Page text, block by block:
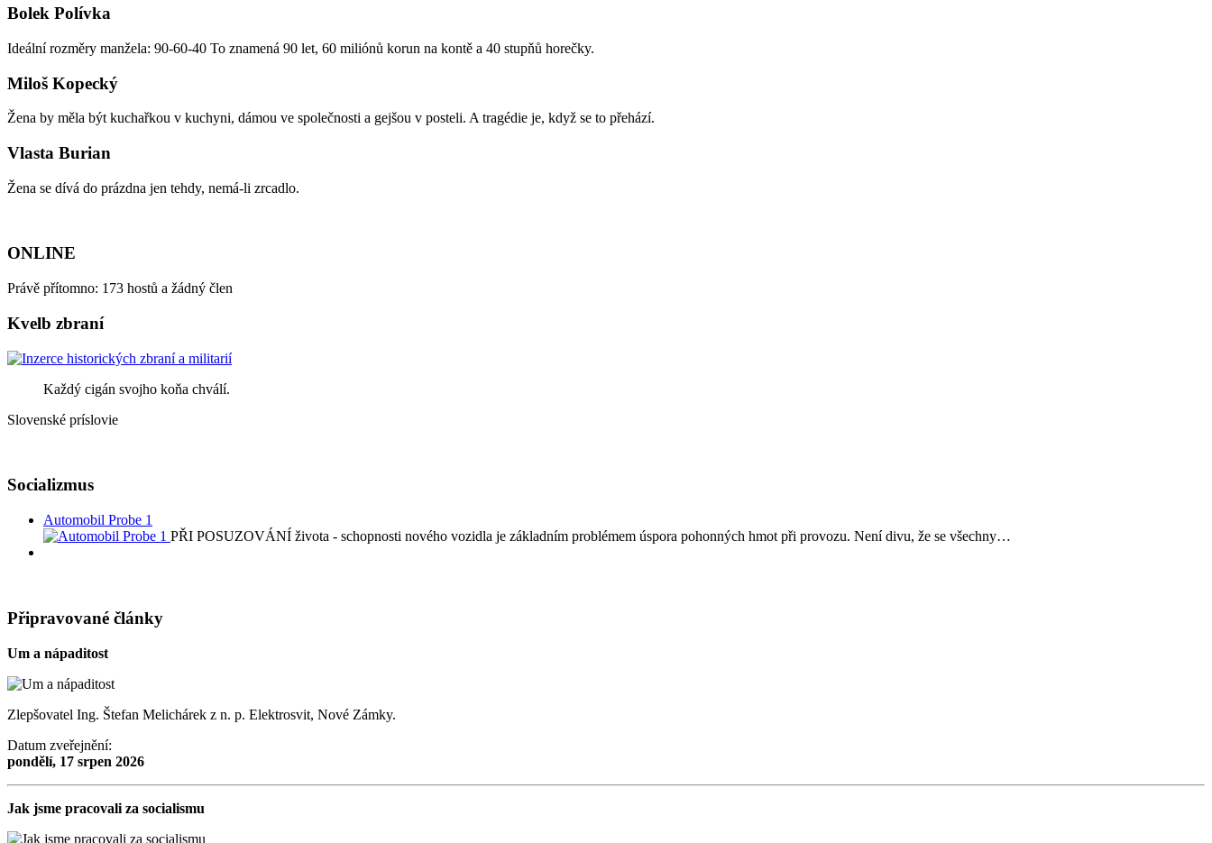
Bolek Polívka
Ideální rozměry manžela: 90-60-40 To znamená 90 let, 60 miliónů korun na kontě a 40 stupňů horečky.
Miloš Kopecký
Žena by měla být kuchařkou v kuchyni, dámou ve společnosti a gejšou v posteli. A tragédie je, když se to přehází.
Vlasta Burian
Žena se dívá do prázdna jen tehdy, nemá-li zrcadlo.
ONLINE
Právě přítomno: 173 hostů a žádný člen
Kvelb zbraní
Každý cigán svojho koňa chválí.
Slovenské príslovie
Socializmus
Automobil Probe 1
PŘI POSUZOVÁNÍ života - schopnosti nového vozidla je základním problémem úspora pohonných hmot při provozu. Není divu, že se všechny…
Připravované články
Um a nápaditost
Zlepšovatel Ing. Štefan Melichárek z n. p. Elektrosvit, Nové Zámky.
Datum zveřejnění:
pondělí, 17 srpen 2026
Jak jsme pracovali za socialismu